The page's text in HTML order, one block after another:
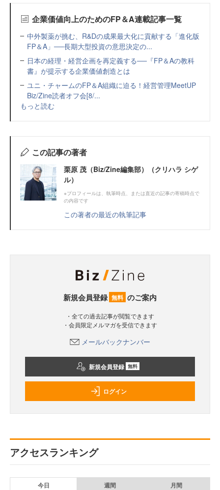
企業価値向上のためのFP＆A連載記事一覧
中外製薬が挑む、R&Dの成果最大化に貢献する「進化版
FP＆A」──長期大型投資の意思決定の...
日本の経理・経営企画を再定義する──『FP＆Aの教科
書』が提示する企業価値創造とは
ユニ・チャームのFP＆A組織に迫る！経営管理MeetUP
Biz/Zine読者オフ会[8/...
もっと読む
この記事の著者
栗原 茂（Biz/Zine編集部）（クリハラ シゲ
ル）
※プロフィールは、執筆時点、または直近の記事の寄稿時点で
の内容です
この著者の最近の執筆記事
新規会員登録 無料 のご案内
・全ての過去記事が閲覧できます
・会員限定メルマガを受信できます
メールバックナンバー
新規会員登録 無料
ログイン
アクセスランキング
今日 週間 月間